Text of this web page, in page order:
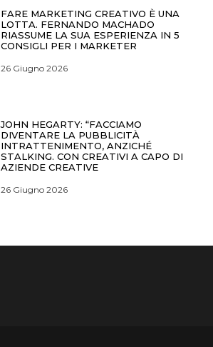
FARE MARKETING CREATIVO È UNA
LOTTA. FERNANDO MACHADO
RIASSUME LA SUA ESPERIENZA IN 5
CONSIGLI PER I MARKETER
26 Giugno 2026
JOHN HEGARTY: “FACCIAMO
DIVENTARE LA PUBBLICITÀ
INTRATTENIMENTO, ANZICHÉ
STALKING. CON CREATIVI A CAPO DI
AZIENDE CREATIVE
26 Giugno 2026